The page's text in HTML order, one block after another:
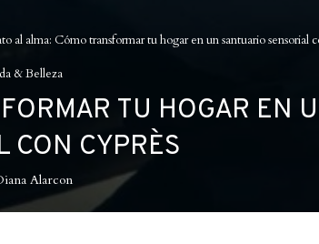
al alma: Cómo transformar tu hogar en un santuario sensorial
& Belleza
TU HOGAR EN
CON CYPRÈS
Alarcon